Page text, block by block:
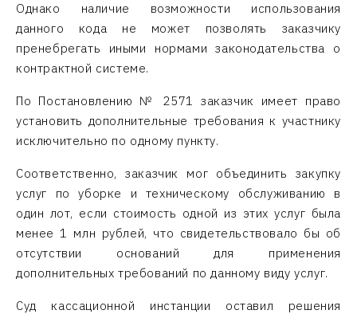
Однако наличие возможности использования
данного кода не может позволять заказчику
пренебрегать иными нормами законодательства о
контрактной системе.
По Постановлению № 2571 заказчик имеет право
установить дополнительные требования к участнику
исключительно по одному пункту.
Соответственно, заказчик мог объединить закупку
услуг по уборке и техническому обслуживанию в
один лот, если стоимость одной из этих услуг была
менее 1 млн рублей, что свидетельствовало бы об
отсутствии оснований для применения
дополнительных требований по данному виду услуг.
Суд кассационной инстанции оставил решения